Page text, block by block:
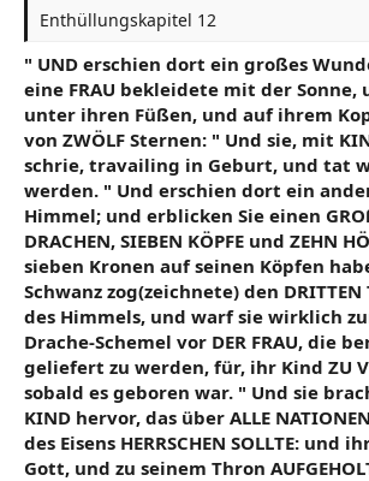
Enthüllungskapitel 12
" UND erschien dort ein großes
eine FRAU bekleidete mit der Sonne,
unter ihren Füßen, und auf ihrem
von ZWÖLF Sternen: " Und sie, mit
schrie, travailing in Geburt, und tat
werden. " Und erschien dort ein
Himmel; und erblicken Sie einen
DRACHEN, SIEBEN KÖPFE und ZEHN
sieben Kronen auf seinen Köpfen
Schwanz zog(zeichnete) den
des Himmels, und warf sie wirklich
Drache-Schemel vor DER FRAU, die
geliefert zu werden, für, ihr Kind ZU
sobald es geboren war. " Und sie
KIND hervor, das über ALLE
des Eisens HERRSCHEN SOLLTE: und
Gott, und zu seinem Thron